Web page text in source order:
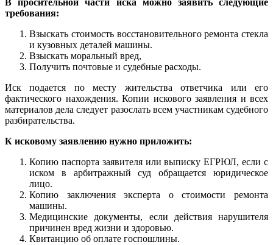
В просительной части иска можно заявить следующие
требования:
Взыскать стоимость восстановительного ремонта стекла
и кузовных деталей машины.
Взыскать моральный вред,
Получить почтовые и судебные расходы.
Иск подается по месту жительства ответчика или его
фактического нахождения. Копии искового заявления и всех
материалов дела следует разослать всем участникам судебного
разбирательства.
К исковому заявлению нужно приложить:
Копию паспорта заявителя или выписку ЕГРЮЛ, если с
иском в арбитражный суд обращается юридическое
лицо.
Копию заключения эксперта о стоимости ремонта
машины.
Медицинские документы, если действия нарушителя
причинен вред жизни и здоровью.
Квитанцию об оплате госпошлины.